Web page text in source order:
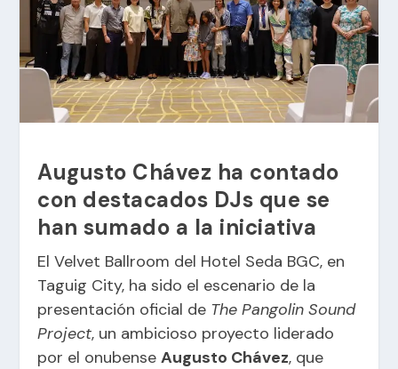
Augusto Chávez ha contado
con destacados DJs que se
han sumado a la iniciativa
El Velvet Ballroom del Hotel Seda BGC, en
Taguig City, ha sido el escenario de la
presentación oficial de The Pangolin Sound
Project, un ambicioso proyecto liderado
por el onubenseAugusto Chávez, que